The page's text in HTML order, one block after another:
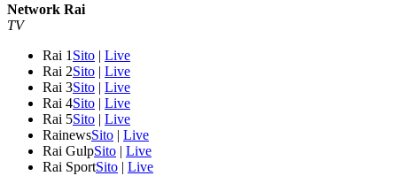
Network Rai
TV
Rai 1 Sito | Live
Rai 2Sito | Live
Rai 3Sito | Live
Rai 4Sito | Live
Rai 5Sito | Live
RainewsSito | Live
Rai GulpSito | Live
Rai SportSito | Live